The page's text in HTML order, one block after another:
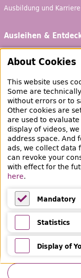
Ausbildung und Karriere
Ausleihen &
Schaufenster
Empfehlungen
Bibliotheksausweis
Highlights
Veranstaltungen &
Veranstaltungsübersicht
Learning and advice
Eltern & Kinder
Ferien
Medientipps und
About Cookies
This website uses
Some are
without errors or to
Other cookies are
are used to
display of videos,
address space.
ads, we collect data
can revoke your
with effect for the
here.
Mandatory
Mandatory
Statistics
Statistics
Display of
Display of